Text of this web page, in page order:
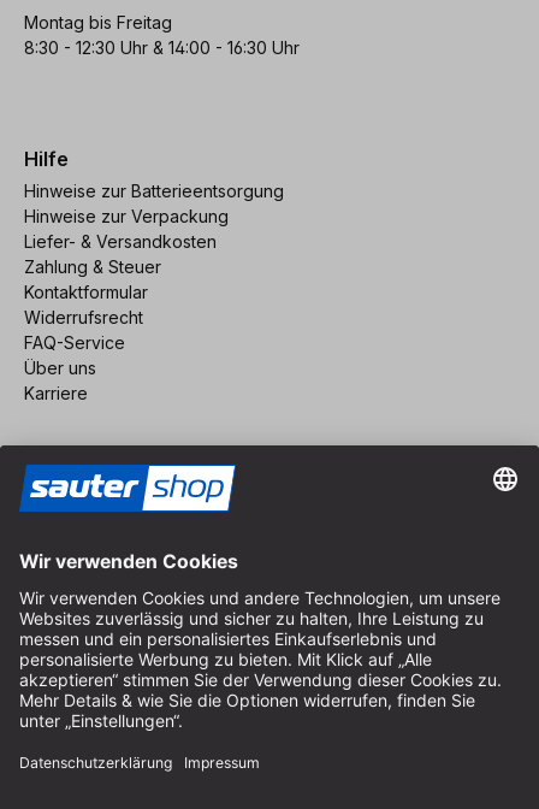
Montag bis Freitag
8:30 - 12:30 Uhr & 14:00 - 16:30 Uhr
Hilfe
Hinweise zur Batterieentsorgung
Hinweise zur Verpackung
Liefer- & Versandkosten
Zahlung & Steuer
Kontaktformular
Widerrufsrecht
FAQ-Service
Über uns
Karriere
Impressum
AGB
Datenschutz
Cookie-Einstellungen
© 2026 sauter GmbH